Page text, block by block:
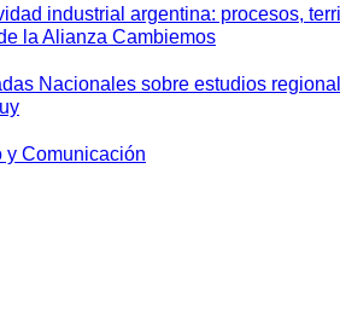
industrial argentina: procesos,
la Alianza Cambiemos
Nacionales sobre estudios
y Comunicación